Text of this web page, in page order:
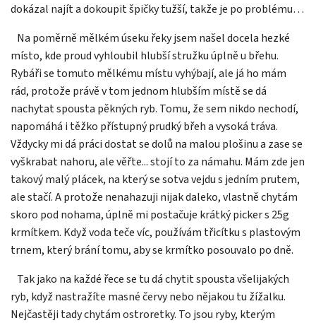
dokázal najít a dokoupit špičky tužší, takže je po problému…
Na poměrně mělkém úseku řeky jsem našel docela hezké
místo, kde proud vyhloubil hlubší stružku úplně u břehu.
Rybáři se tomuto mělkému místu vyhýbají, ale já ho mám
rád, protože právě v tom jednom hlubším místě se dá
nachytat spousta pěkných ryb. Tomu, že sem nikdo nechodí,
napomáhá i těžko přístupný prudký břeh a vysoká tráva.
Vždycky mi dá práci dostat se dolů na malou plošinu a zase se
vyškrabat nahoru, ale věřte... stojí to za námahu. Mám zde jen
takový malý plácek, na který se sotva vejdu s jedním prutem,
ale stačí. A protože nenahazuji nijak daleko, vlastně chytám
skoro pod nohama, úplně mi postačuje krátký picker s 25g
krmítkem. Když voda teče víc, používám třicítku s plastovým
trnem, který brání tomu, aby se krmítko posouvalo po dně.
Tak jako na každé řece se tu dá chytit spousta všelijakých
ryb, když nastražíte masné červy nebo nějakou tu žížalku.
Nejčastěji tady chytám ostroretky. To jsou ryby, kterým